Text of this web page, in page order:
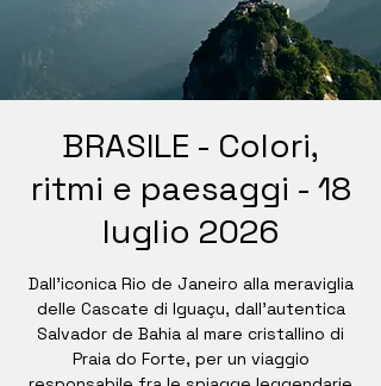
BRASILE - Colori,
ritmi e paesaggi - 18
luglio 2026
Dall'iconica Rio de Janeiro alla meraviglia
delle Cascate di Iguaçu, dall'autentica
Salvador de Bahia al mare cristallino di
Praia do Forte, per un viaggio